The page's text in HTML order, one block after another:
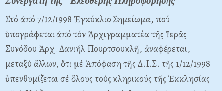
Στό ἀπό 7/12/1998 Ἐγκύκλιο Σημείωμα, πού
ὑπογράφεται ἀπό τόν Ἀρχιγραμματέα τῆς Ἱερᾶς
Συνόδου Ἀρχ. Δανιήλ Πουρτσουκλῆ, ἀναφέρεται,
μεταξύ ἄλλων, ὅτι μέ Ἀπόφαση τῆς Δ.I.Σ. τῆς 1/12/1998
ὑπενθυμίζεται σέ ὅλους τούς κληρικούς τῆς Ἐκκλησίας